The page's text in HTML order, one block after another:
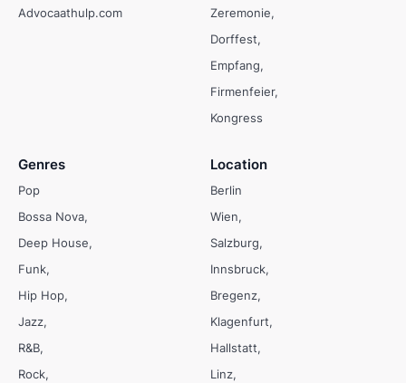
Advocaathulp.com
Zeremonie
Dorffest
Empfang
Firmenfeier
Kongress
Genres
Pop
Bossa Nova
Deep House
Funk
Hip Hop
Jazz
R&B
Rock
Location
Berlin
Wien
Salzburg
Innsbruck
Bregenz
Klagenfurt
Hallstatt
Linz